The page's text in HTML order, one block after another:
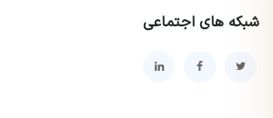
شبکه های اجتماعی